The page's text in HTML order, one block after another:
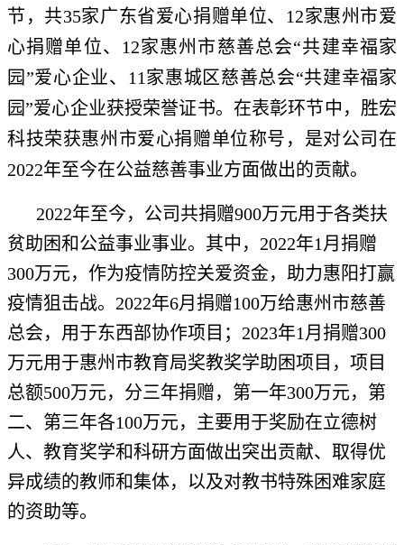
节，共35家广东省爱心捐赠单位、12家惠州市爱
心捐赠单位、12家惠州市慈善总会“共建幸福家
园”爱心企业、11家惠城区慈善总会“共建幸福家
园”爱心企业获授荣誉证书。在表彰环节中，胜宏
科技荣获惠州市爱心捐赠单位称号，是对公司在
2022年至今在公益慈善事业方面做出的贡献。
2022年至今，公司共捐赠900万元用于各类扶
贫助困和公益事业事业。其中，2022年1月捐赠
300万元，作为疫情防控关爱资金，助力惠阳打赢
疫情狙击战。2022年6月捐赠100万给惠州市慈善
总会，用于东西部协作项目；2023年1月捐赠300
万元用于惠州市教育局奖教奖学助困项目，项目
总额500万元，分三年捐赠，第一年300万元，第
二、第三年各100万元，主要用于奖励在立德树
人、教育奖学和科研方面做出突出贡献、取得优
异成绩的教师和集体，以及对教书特殊困难家庭
的资助等。